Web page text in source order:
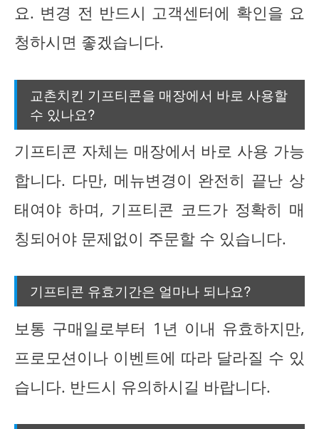
요. 변경 전 반드시 고객센터에 확인을 요
청하시면 좋겠습니다.
교촌치킨 기프티콘을 매장에서 바로 사용할
수 있나요?
기프티콘 자체는 매장에서 바로 사용 가능
합니다. 다만, 메뉴변경이 완전히 끝난 상
태여야 하며, 기프티콘 코드가 정확히 매
칭되어야 문제없이 주문할 수 있습니다.
기프티콘 유효기간은 얼마나 되나요?
보통 구매일로부터 1년 이내 유효하지만,
프로모션이나 이벤트에 따라 달라질 수 있
습니다. 반드시 유의하시길 바랍니다.